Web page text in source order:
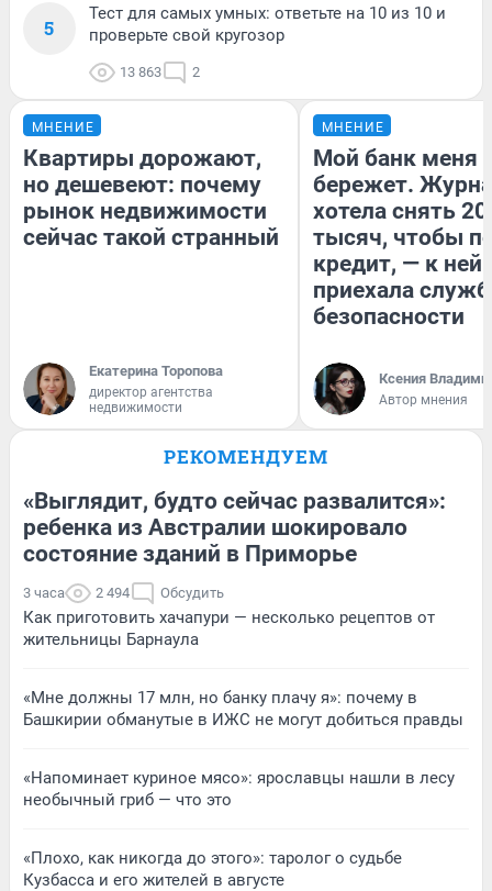
5
Тест для самых умных: ответьте на 10 из 10 и
проверьте свой кругозор
13 863 2
МНЕНИЕ
Квартиры дорожают,
но дешевеют: почему
рынок недвижимости
сейчас такой странный
Екатерина Торопова
директор агентства
недвижимости
МНЕНИЕ
Мой банк меня
бережет.
хотела снять
тысяч, чтобы
кредит, — к
приехала
безопасности
Ксения
Автор мнения
РЕКОМЕНДУЕМ
«Выглядит, будто сейчас развалится»:
ребенка из Австралии шокировало
состояние зданий в Приморье
3 часа 2 494 Обсудить
Как приготовить хачапури — несколько рецептов от
жительницы Барнаула
«Мне должны 17 млн, но банку плачу я»: почему в
Башкирии обманутые в ИЖС не могут добиться правды
«Напоминает куриное мясо»: ярославцы нашли в лесу
необычный гриб — что это
«Плохо, как никогда до этого»: таролог о судьбе
Кузбасса и его жителей в августе